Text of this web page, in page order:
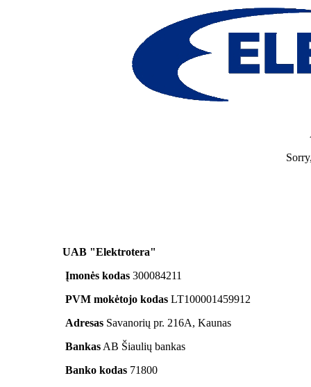
UAB "Elektrotera"
Įmonės kodas 300084211
PVM mokėtojo kodas LT100001459912
Adresas Savanorių pr. 216A, Kaunas
Bankas AB Šiaulių bankas
Banko kodas 71800